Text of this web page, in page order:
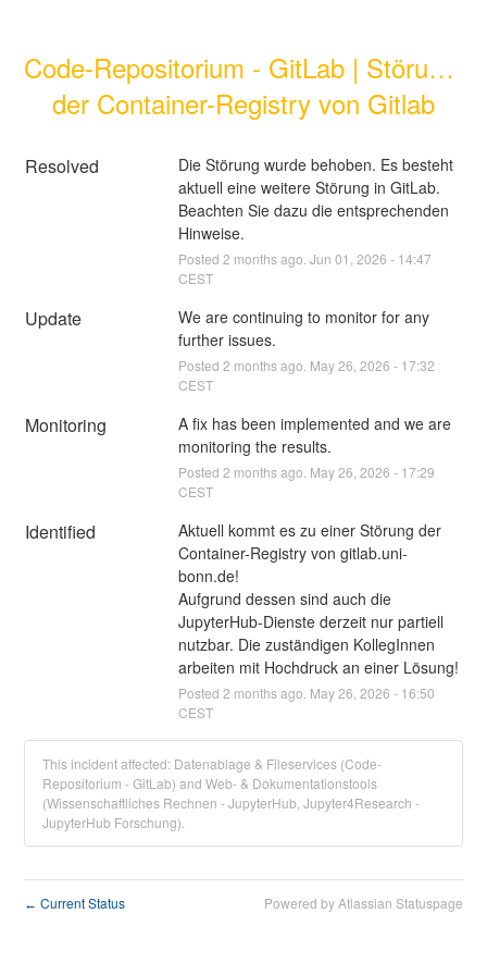
Code-Repositorium - GitLab | Störung
der Container-Registry von Gitlab
Resolved
Die Störung wurde behoben. Es besteht
aktuell eine weitere Störung in GitLab.
Beachten Sie dazu die entsprechenden
Hinweise.
Posted 2 months ago. Jun 01 2026 - 14:47
CEST
Update
We are continuing to monitor for any
further issues.
Posted 2 months ago. May26 2026 - 17:32
CEST
Monitoring
A fix has been implemented and we are
monitoring the results.
Posted 2 months ago. May26 2026 - 17:29
CEST
Identified
Aktuell kommt es zu einer Störung der
Container-Registry von gitlab.uni-
bonn.de!
Aufgrund dessen sind auch die
JupyterHub-Dienste derzeit nur partiell
nutzbar. Die zuständigen KollegInnen
arbeiten mit Hochdruck an einer Lösung!
Posted 2 months ago. May26 2026 - 16:50
CEST
This incident affected: Datenablage & Fileservices (Code-
Repositorium - GitLab) and Web- & Dokumentationstools
(Wissenschaftliches Rechnen - JupyterHub, Jupyter4Research -
JupyterHub Forschung).
← Current Status Powered by Atlassian Statuspage